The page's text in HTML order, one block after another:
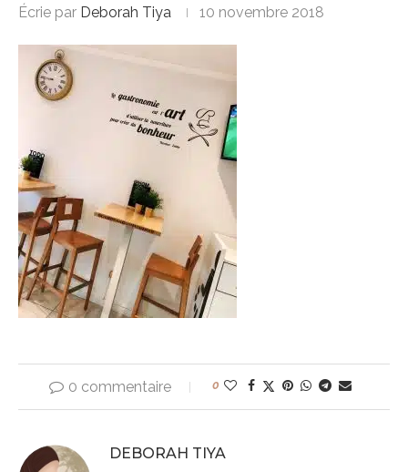
Écrie par Deborah Tiya 10 novembre 2018
0 commentaire 0
DEBORAH TIYA